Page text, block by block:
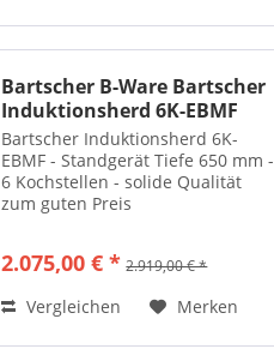
Bartscher B-Ware Bartscher
Induktionsherd 6K-EBMF
Bartscher Induktionsherd 6K-
EBMF - Standgerät Tiefe 650 mm -
6 Kochstellen - solide Qualität
zum guten Preis
2.075,00 € * 2.919,00 € *
Vergleichen Merken